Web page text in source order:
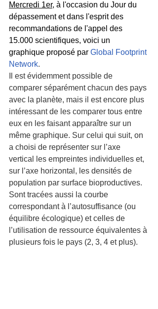
Mercredi 1er, à l'occasion du Jour du
dépassement et dans l'esprit des
recommandations de l'appel des
15.000 scientifiques, voici un
graphique proposé par Global Footprint
Network.
Il est évidemment possible de
comparer séparément chacun des pays
avec la planète, mais il est encore plus
intéressant de les comparer tous entre
eux en les faisant apparaître sur un
même graphique. Sur celui qui suit, on
a choisi de représenter sur l’axe
vertical les empreintes individuelles et,
sur l’axe horizontal, les densités de
population par surface bioproductives.
Sont tracées aussi la courbe
correspondant à l’autosuffisance (ou
équilibre écologique) et celles de
l’utilisation de ressource équivalentes à
plusieurs fois le pays (2, 3, 4 et plus).